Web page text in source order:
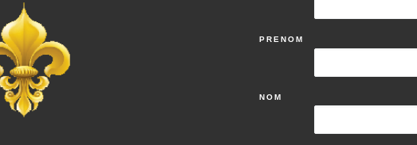
PRENOM
NOM